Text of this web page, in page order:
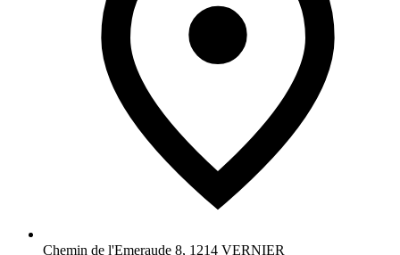
Chemin de l'Emeraude 8, 1214 VERNIER